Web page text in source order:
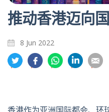
推动香港迈向
8 Jun 2022
分
享
特
分
享
书
分
享
享
英
享